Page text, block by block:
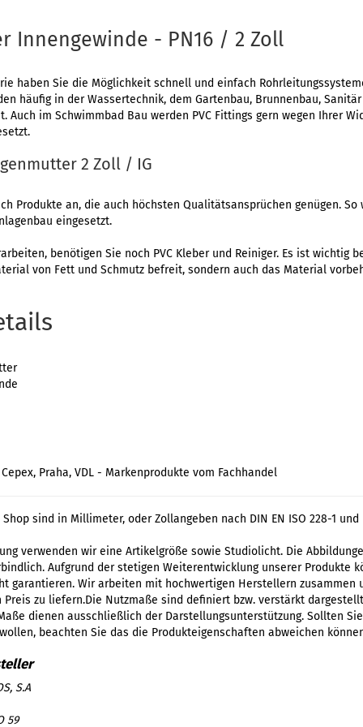
Innengewinde - PN16 / 2 Zoll
haben Sie die Möglichkeit schnell und einfach
häufig in der Wassertechnik, dem Gartenbau, Brunnenbau,
Auch im Schwimmbad Bau werden PVC Fittings gern wegen Ihrer
2 Zoll / IG
Produkte an, die auch höchsten Qualitätsansprüchen genügen.
eingesetzt.
benötigen Sie noch PVC Kleber und Reiniger. Es ist wichtig
von Fett und Schmutz befreit, sondern auch das Material
Praha, VDL - Markenprodukte vom Fachhandel
sind in Millimeter, oder Zollangeben nach DIN EN ISO 228-1 und
verwenden wir eine Artikelgröße sowie Studiolicht. Die
Aufgrund der stetigen Weiterentwicklung unserer Produkte
garantieren. Wir arbeiten mit hochwertigen Herstellern zusammen
zu liefern.Die Nutzmaße sind definiert bzw. verstärkt
dienen ausschließlich der Darstellungsunterstützung. Sollten
beachten Sie das die Produkteigenschaften abweichen
S.A
59